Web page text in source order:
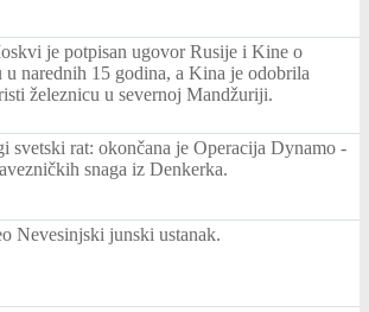
je potpisan ugovor Rusije i Kine o
u narednih 15 godina, a Kina je odobrila
železnicu u severnoj Mandžuriji.
svetski rat: okončana je Operacija Dynamo -
snaga iz Denkerka.
Nevesinjski junski ustanak.